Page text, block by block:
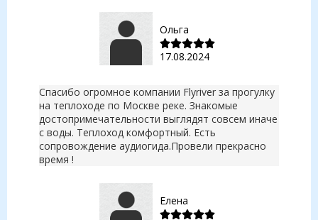
Ольга
17.08.2024
Спасибо огромное компании Flyriver за прогулку
на теплоходе по Москве реке. Знакомые
достопримечательности выглядят совсем иначе
с воды. Теплоход комфортный. Есть
сопровождение аудиогида.Провели прекрасно
время !
Елена